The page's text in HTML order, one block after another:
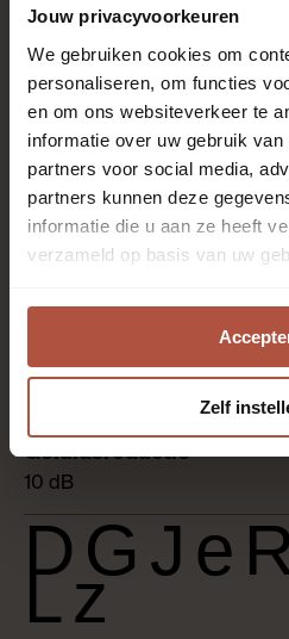
Jouw privacyvoorkeuren
We gebruiken cookies om
personaliseren, om functies
en om ons websiteverkeer te
informatie over uw gebruik
partners voor social media,
partners kunnen deze
informatie die u aan ze heeft
verzameld op basis van uw
Zelf
Gefreesde groef
0.55 mm
Kantoren en winkels,
10
10 dB
Lz